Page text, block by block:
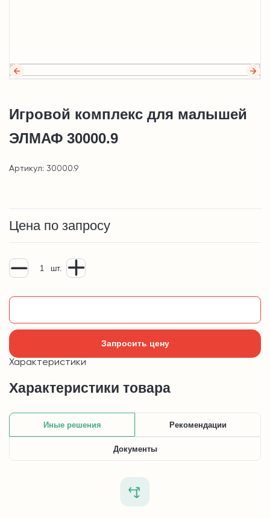
Игровой комплекс для малышей
ЭЛМАФ 30000.9
Артикул: 30000.9
Цена по запросу
шт.
Запросить цену
Характеристики
Характеристики товара
Иные решения Рекомендации
Документы